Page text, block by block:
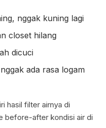
nggak kuning lagi
closet hilang
dicuci
ada rasa logam
hasil filter airnya di
before-after kondisi air di